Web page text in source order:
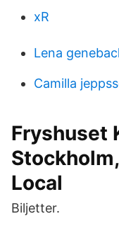
xR
Lena
Camilla
Fryshuset
Local
Biljetter.